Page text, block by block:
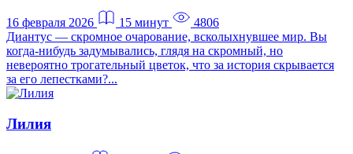
16 февраля 2026 15 минут
4806
Диантус — скромное очарование, всколыхнувшее мир. Вы
когда-нибудь задумывались, глядя на скромный, но
невероятно трогательный цветок, что за история скрывается
за его лепестками?...
Лилия